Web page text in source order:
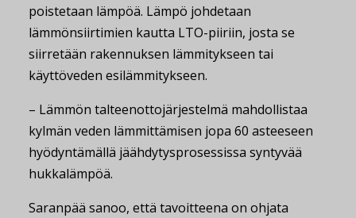
poistetaan lämpöä. Lämpö johdetaan
lämmönsiirtimien kautta LTO-piiriin, josta se
siirretään rakennuksen lämmitykseen tai
käyttöveden esilämmitykseen.
– Lämmön talteenottojärjestelmä mahdollistaa
kylmän veden lämmittämisen jopa 60 asteeseen
hyödyntämällä jäähdytysprosessissa syntyvää
hukkalämpöä.
Saranpää sanoo, että tavoitteena on ohjata